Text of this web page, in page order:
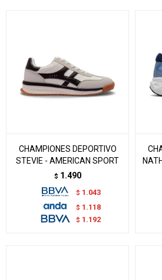
CHAMPIONES DEPORTIVO
STEVIE - AMERICAN SPORT
$ 1.490
$ 1.043
$ 1.118
$ 1.192